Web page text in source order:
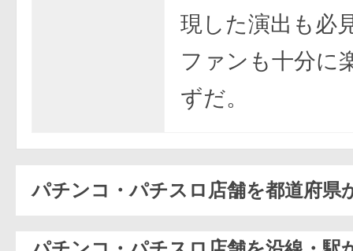
現した演出も必
ファンも十分に
ずだ。
パチンコ・パチスロ店舗を都道府県